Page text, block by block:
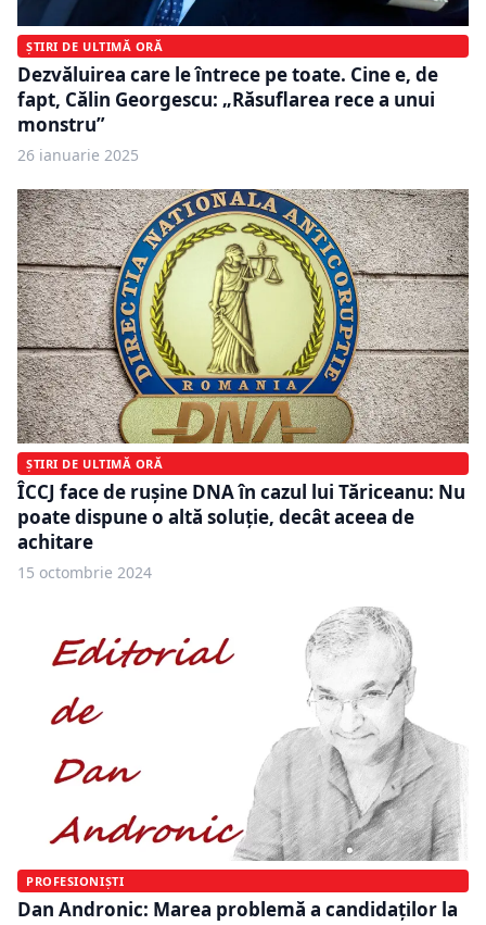
ȘTIRI DE ULTIMĂ ORĂ
Dezvăluirea care le întrece pe toate. Cine e, de
fapt, Călin Georgescu: „Răsuflarea rece a unui
monstru”
26 ianuarie 2025
ȘTIRI DE ULTIMĂ ORĂ
ÎCCJ face de rușine DNA în cazul lui Tăriceanu: Nu
poate dispune o altă soluție, decât aceea de
achitare
15 octombrie 2024
PROFESIONIȘTI
Dan Andronic: Marea problemă a candidaților la